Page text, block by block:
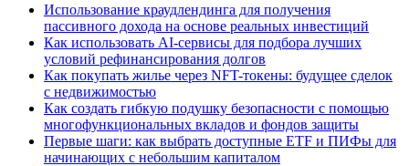
Использование краудлендинга для получения
пассивного дохода на основе реальных инвестиций
Как использовать AI-сервисы для подбора лучших
условий рефинансирования долгов
Как покупать жилье через NFT-токены: будущее сделок
с недвижимостью
Как создать гибкую подушку безопасности с помощью
многофункциональных вкладов и фондов защиты
Первые шаги: как выбрать доступные ETF и ПИФы для
начинающих с небольшим капиталом